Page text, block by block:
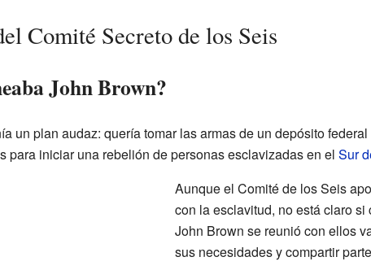
Comité Secreto de los Seis
John Brown?
un plan audaz: quería tomar las armas de un depósito federal
para iniciar una rebelión de personas esclavizadas en el Sur
Aunque el Comité de los Seis
con la esclavitud, no está claro
John Brown se reunió con ellos
sus necesidades y compartir